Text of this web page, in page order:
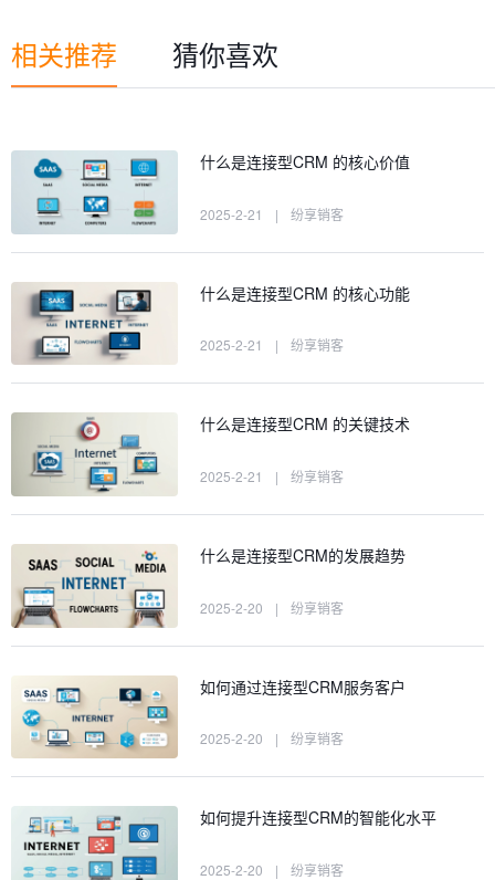
相关推荐 猜你喜欢
什么是连接型CRM 的核心价值
2025-2-21 | 纷享销客
什么是连接型CRM 的核心功能
2025-2-21 | 纷享销客
什么是连接型CRM 的关键技术
2025-2-21 | 纷享销客
什么是连接型CRM的发展趋势
2025-2-20 | 纷享销客
如何通过连接型CRM服务客户
2025-2-20 | 纷享销客
如何提升连接型CRM的智能化水平
2025-2-20 | 纷享销客